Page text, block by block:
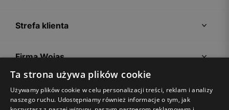
Strefa klienta
Firma Wojas
Porady
Ta strona używa plików cookie
Używamy plików cookie w celu personalizacji treści, reklam i analizy
naszego ruchu. Udostępniamy również informacje o tym, jak